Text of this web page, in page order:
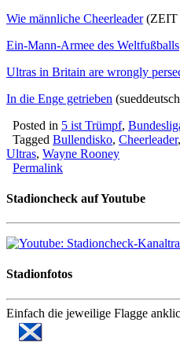
Wie männliche Cheerleader(ZEIT
Ein-Mann-Armee des Weltfußballs
Ultras in Britain are wrongly
In die Enge getrieben
Posted in 5 ist Trümpf,
Tagged Bullendisko, Cheerleader,
Ultras, Wayne Rooney
Permalink
Stadioncheck auf Youtube
Stadionfotos
Einfach die jeweilige Flagge